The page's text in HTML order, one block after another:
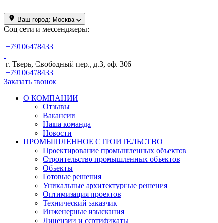
Ваш город: Москва
Соц сети и мессенджеры:
+79106478433
г. Тверь, Свободный пер., д.3, оф. 306
+79106478433
Заказать звонок
О КОМПАНИИ
Отзывы
Вакансии
Наша команда
Новости
ПРОМЫШЛЕННОЕ СТРОИТЕЛЬСТВО
Проектирование промышленных объектов
Строительство промышленных объектов
Объекты
Готовые решения
Уникальные архитектурные решения
Оптимизация проектов
Технический заказчик
Инженерные изыскания
Лицензии и сертификаты